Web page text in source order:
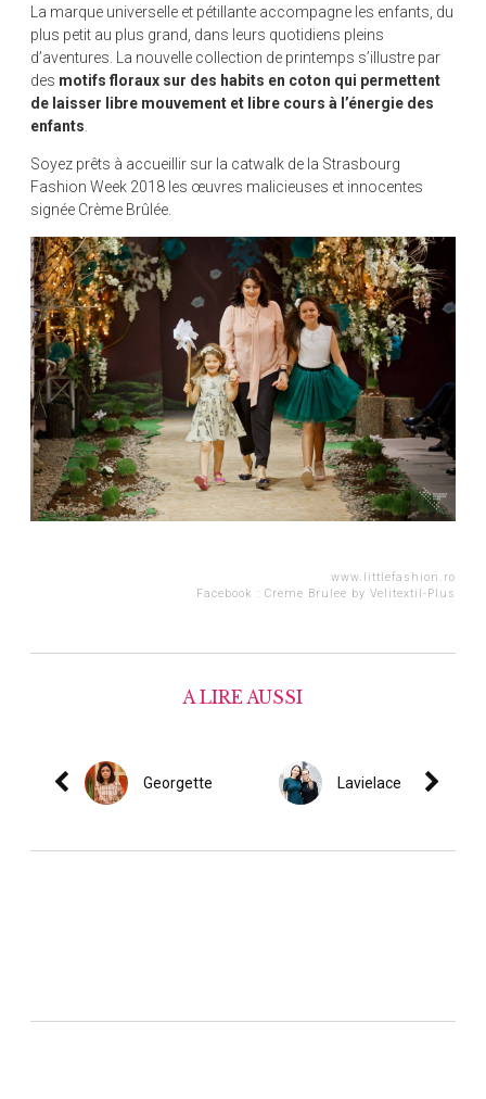
La marque universelle et pétillante accompagne les enfants, du
plus petit au plus grand, dans leurs quotidiens pleins
d’aventures. La nouvelle collection de printemps s’illustre par
des motifs floraux sur des habits en coton qui permettent
de laisser libre mouvement et libre cours à l’énergie des
enfants.
Soyez prêts à accueillir sur la catwalk de la Strasbourg
Fashion Week 2018 les œuvres malicieuses et innocentes
signée Crème Brûlée.
www.littlefashion.ro
Facebook : Creme Brulee by Velitextil-Plus
A LIRE AUSSI
Georgette Lavielace